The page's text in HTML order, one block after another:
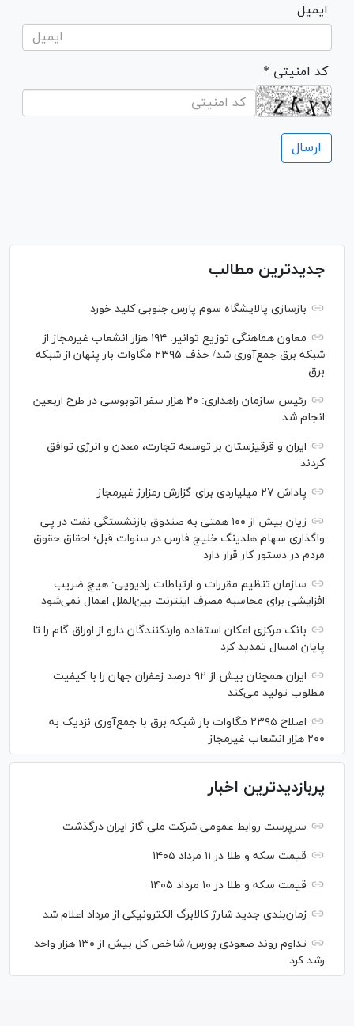
ایمیل
* کد امنیتی
جدیدترین مطالب
بازسازی پالایشگاه سوم پارس جنوبی کلید خورد
معاون هماهنگی توزیع توانیر: ۱۹۴ هزار انشعاب غیرمجاز از
شبکه برق جمع‌آوری شد/ حذف ۲۳۹۵ مگاوات بار پنهان از شبکه
برق
رئیس سازمان راهداری: ۲۰ هزار سفر اتوبوسی در طرح اربعین
انجام شد
ایران و قرقیزستان بر توسعه تجارت، معدن و انرژی توافق
کردند
پاداش ۲۷ میلیاردی برای گزارش رمزارز غیرمجاز
زیان بیش از ۱۰۰ همتی به صندوق بازنشستگی نفت در پی
واگذاری سهام هلدینگ خلیج فارس در سنوات قبل؛ احقاق حقوق
مردم در دستور کار قرار دارد
سازمان تنظیم مقررات و ارتباطات رادیویی: هیچ ضریب
افزایشی برای محاسبه مصرف اینترنت بین‌الملل اعمال نمی‌شود
بانک مرکزی امکان استفاده واردکنندگان دارو از اوراق گام را تا
پایان امسال تمدید کرد
ایران همچنان بیش از ۹۲ درصد زعفران جهان را با کیفیت
مطلوب تولید می‌کند
اصلاح ۲۳۹۵ مگاوات بار شبکه برق با جمع‌آوری نزدیک به
۲۰۰ هزار انشعاب غیرمجاز
پربازدیدترین اخبار
سرپرست روابط عمومی شرکت ملی گاز ایران درگذشت
قیمت سکه و طلا در ۱۱ مرداد ۱۴۰۵
قیمت سکه و طلا در ۱۰ مرداد ۱۴۰۵
زمان‌بندی جدید شارژ کالابرگ الکترونیکی از مرداد اعلام شد
تداوم روند صعودی بورس/ شاخص کل بیش از ۱۳۰ هزار واحد
رشد کرد